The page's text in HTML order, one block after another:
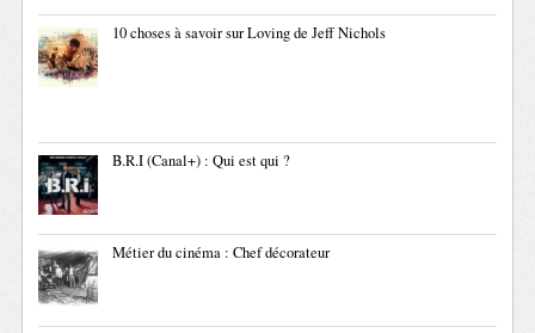
10 choses à savoir sur Loving de Jeff Nichols
B.R.I (Canal+) : Qui est qui ?
Métier du cinéma : Chef décorateur